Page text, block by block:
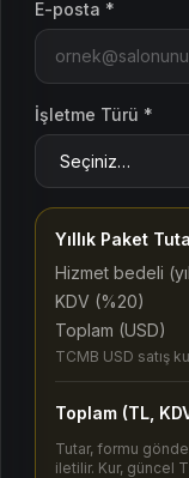
E-posta *
İşletme Türü *
Yıllık Paket
Hizmet bedeli
KDV (%20)
Toplam (USD)
TCMB USD satış
Toplam (TL,
Tutar, formu
iletilir. Kur, güncel